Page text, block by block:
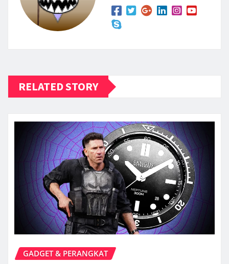
RELATED STORY
GADGET & PERANGKAT